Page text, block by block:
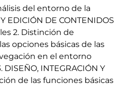
del entorno de la
EDICIÓN DE CONTENIDOS
2. Distinción de
opciones básicas de las
en el entorno
INTEGRACIÓN Y
de las funciones básicas